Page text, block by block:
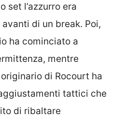
set l’azzurro era
di un break. Poi,
ha cominciato a
mentre
di Rocourt ha
tattici che
di ribaltare